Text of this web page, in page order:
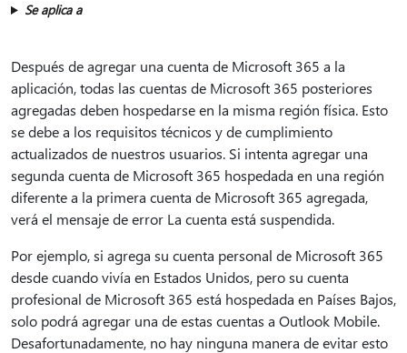
Se aplica a
Después de agregar una cuenta de Microsoft 365 a la
aplicación, todas las cuentas de Microsoft 365 posteriores
agregadas deben hospedarse en la misma región física. Esto
se debe a los requisitos técnicos y de cumplimiento
actualizados de nuestros usuarios. Si intenta agregar una
segunda cuenta de Microsoft 365 hospedada en una región
diferente a la primera cuenta de Microsoft 365 agregada,
verá el mensaje de error La cuenta está suspendida.
Por ejemplo, si agrega su cuenta personal de Microsoft 365
desde cuando vivía en Estados Unidos, pero su cuenta
profesional de Microsoft 365 está hospedada en Países Bajos,
solo podrá agregar una de estas cuentas a Outlook Mobile.
Desafortunadamente, no hay ninguna manera de evitar esto